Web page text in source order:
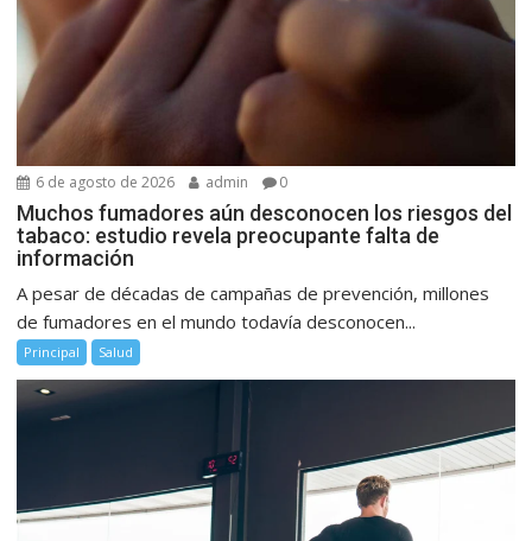
6 de agosto de 2026 admin 0
Muchos fumadores aún desconocen los riesgos del
tabaco: estudio revela preocupante falta de
información
A pesar de décadas de campañas de prevención, millones
de fumadores en el mundo todavía desconocen...
Principal Salud